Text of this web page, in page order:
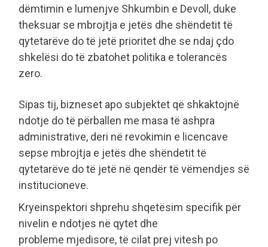
dëmtimin e lumenjve Shkumbin e Devoll, duke
theksuar se mbrojtja e jetës dhe shëndetit të
qytetarëve do të jetë prioritet dhe se ndaj çdo
shkelësi do të zbatohet politika e tolerancës
zero.
Sipas tij, bizneset apo subjektet që shkaktojnë
ndotje do të përballen me masa të ashpra
administrative, deri në revokimin e licencave
sepse mbrojtja e jetës dhe shëndetit të
qytetarëve do të jetë në qendër të vëmendjes së
institucioneve.
Kryeinspektori shprehu shqetësim specifik për
nivelin e ndotjes në qytet dhe
probleme mjedisore, të cilat prej vitesh po